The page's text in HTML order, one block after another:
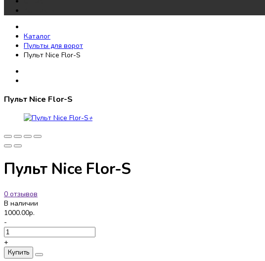
Каталог
Пульты для ворот
Пульт Nice Flor-S
Пульт Nice Flor-S
+
Пульт Nice Flor-S
0 отзывов
В наличии
1000.00р.
-
+
Купить